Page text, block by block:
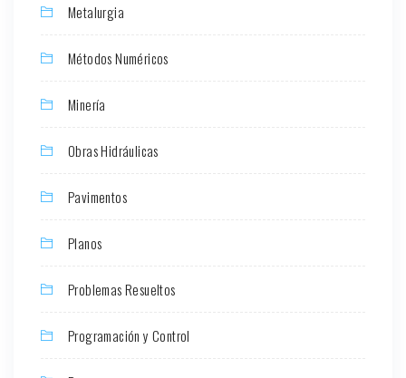
Metalurgia
Métodos Numéricos
Minería
Obras Hidráulicas
Pavimentos
Planos
Problemas Resueltos
Programación y Control